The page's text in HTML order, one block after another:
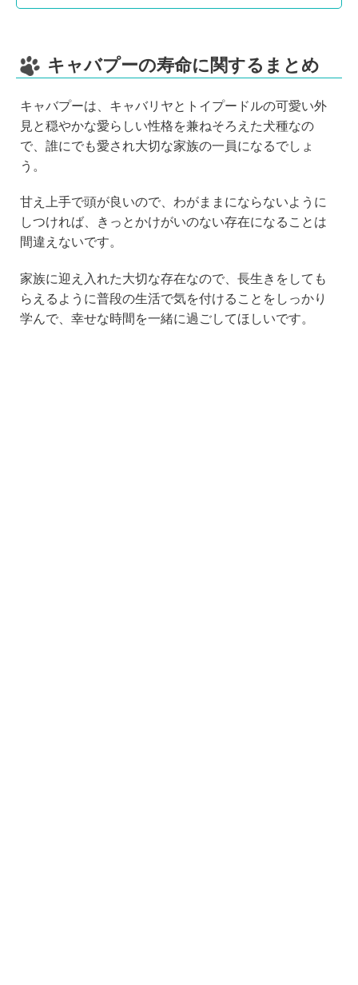
キャバプーの寿命に関するまとめ
キャバプーは、キャバリヤとトイプードルの可愛い外
見と穏やかな愛らしい性格を兼ねそろえた犬種なの
で、誰にでも愛され大切な家族の一員になるでしょ
う。
甘え上手で頭が良いので、わがままにならないように
しつければ、きっとかけがいのない存在になることは
間違えないです。
家族に迎え入れた大切な存在なので、長生きをしても
らえるように普段の生活で気を付けることをしっかり
学んで、幸せな時間を一緒に過ごしてほしいです。